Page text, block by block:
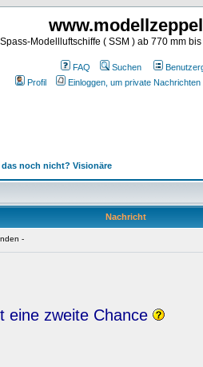
Modellluftschiffe ( SSM ) ab 770 mm
FAQ Suchen
Profil
Einloggen, um private Nachrichten
das noch nicht? Visionäre
Nachricht
-
eine zweite Chance